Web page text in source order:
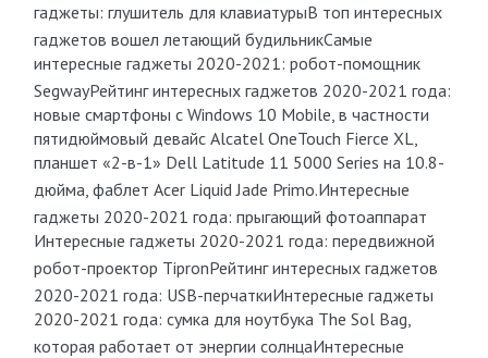
гаджеты: глушитель для клавиатурыВ топ интересных
гаджетов вошел летающий будильникСамые
интересные гаджеты 2020-2021: робот-помощник
SegwayРейтинг интересных гаджетов 2020-2021 года:
новые смартфоны с Windows 10 Mobile, в частности
пятидюймовый девайс Alcatel OneTouch Fierce XL,
планшет «2-в-1» Dell Latitude 11 5000 Series на 10.8-
дюйма, фаблет Acer Liquid Jade Primo.Интересные
гаджеты 2020-2021 года: прыгающий фотоаппарат
Интересные гаджеты 2020-2021 года: передвижной
робот-проектор TipronРейтинг интересных гаджетов
2020-2021 года: USB-перчаткиИнтересные гаджеты
2020-2021 года: сумка для ноутбука The Sol Bag,
которая работает от энергии солнцаИнтересные